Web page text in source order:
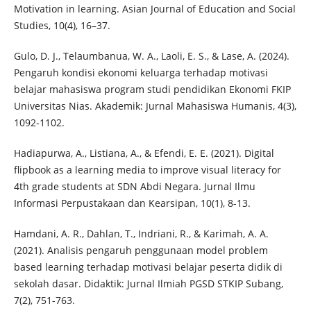
Motivation in learning. Asian Journal of Education and Social
Studies, 10(4), 16–37.
Gulo, D. J., Telaumbanua, W. A., Laoli, E. S., & Lase, A. (2024).
Pengaruh kondisi ekonomi keluarga terhadap motivasi
belajar mahasiswa program studi pendidikan Ekonomi FKIP
Universitas Nias. Akademik: Jurnal Mahasiswa Humanis, 4(3),
1092-1102.
Hadiapurwa, A., Listiana, A., & Efendi, E. E. (2021). Digital
flipbook as a learning media to improve visual literacy for
4th grade students at SDN Abdi Negara. Jurnal Ilmu
Informasi Perpustakaan dan Kearsipan, 10(1), 8-13.
Hamdani, A. R., Dahlan, T., Indriani, R., & Karimah, A. A.
(2021). Analisis pengaruh penggunaan model problem
based learning terhadap motivasi belajar peserta didik di
sekolah dasar. Didaktik: Jurnal Ilmiah PGSD STKIP Subang,
7(2), 751-763.